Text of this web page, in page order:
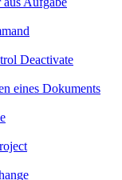
Deactivate
eines Dokuments